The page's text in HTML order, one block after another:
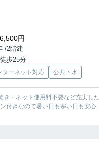
円
/2階建
歩25分
ターネット対応 公共下水
き・ネット使用料不要など充実し
付きなので暑い日も寒い日も安心